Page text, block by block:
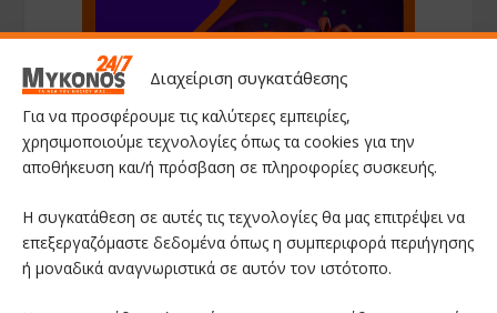
Διαχείριση συγκατάθεσης
Για να προσφέρουμε τις καλύτερες εμπειρίες,
χρησιμοποιούμε τεχνολογίες όπως τα cookies για την
αποθήκευση και/ή πρόσβαση σε πληροφορίες συσκευής.
Η συγκατάθεση σε αυτές τις τεχνολογίες θα μας επιτρέψει να
επεξεργαζόμαστε δεδομένα όπως η συμπεριφορά περιήγησης
ή μοναδικά αναγνωριστικά σε αυτόν τον ιστότοπο.